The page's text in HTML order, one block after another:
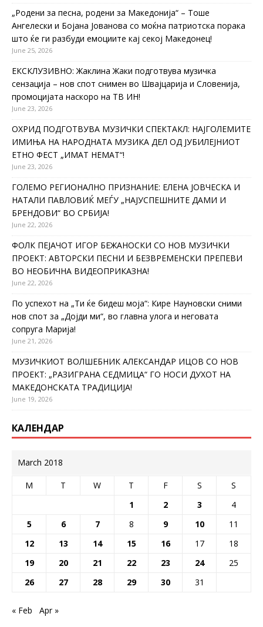
„Родени за песна, родени за Македонија“ – Тоше
Ангелески и Бојана Јованова со моќна патриотска порака
што ќе ги разбуди емоциите кај секој Македонец!
June 25, 2026
ЕКСКЛУЗИВНО: Жаклина Жаки подготвува музичка
сензација – нов спот снимен во Швајцарија и Словенија,
промоцијата наскоро на ТВ ИН!
June 23, 2026
ОХРИД ПОДГОТВУВА МУЗИЧКИ СПЕКТАКЛ: НАЈГОЛЕМИТЕ
ИМИЊА НА НАРОДНАТА МУЗИКА ДЕЛ ОД ЈУБИЛЕЈНИОТ
ЕТНО ФЕСТ „ИМАТ НЕМАТ“!
June 23, 2026
ГОЛЕМО РЕГИОНАЛНО ПРИЗНАНИЕ: ЕЛЕНА ЈОВЧЕСКА И
НАТАЛИ ПАВЛОВИЌ МЕЃУ „НАЈУСПЕШНИТЕ ДАМИ И
БРЕНДОВИ“ ВО СРБИЈА!
June 22, 2026
ФОЛК ПЕЈАЧОТ ИГОР БЕЖАНОСКИ СО НОВ МУЗИЧКИ
ПРОЕКТ: АВТОРСКИ ПЕСНИ И БЕЗВРЕМЕНСКИ ПРЕПЕВИ
ВО НЕОБИЧНА ВИДЕОПРИКАЗНА!
June 22, 2026
По успехот на „Ти ќе бидеш моја“: Кире Науновски сними
нов спот за „Дојди ми“, во главна улога и неговата
сопруга Марија!
June 21, 2026
МУЗИЧКИОТ ВОЛШЕБНИК АЛЕКСАНДАР ИЦОВ СО НОВ
ПРОЕКТ: „РАЗИГРАНА СЕДМИЦА“ ГО НОСИ ДУХОТ НА
МАКЕДОНСКАТА ТРАДИЦИЈА!
June 19, 2026
КАЛЕНДАР
March 2018
M T W T F S
S
1
2 3
4
5
6 7 8 9 10
11
12
13 14 15 16 17
18
19
20 21 22 23 24
25
26
27 28 29 30 31
« Feb Apr »